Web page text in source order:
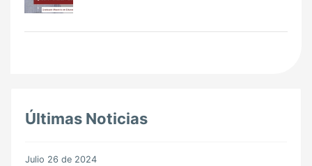
Últimas Noticias
Julio 26 de 2024